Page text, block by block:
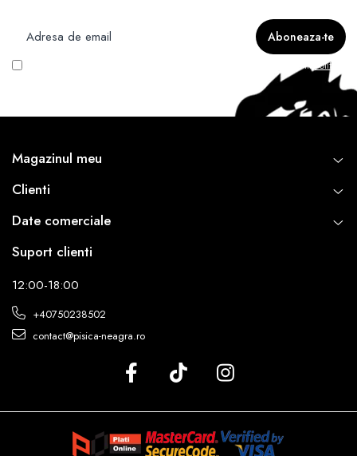
Vreau să primesc newsletter cu promoțiile magazinului. Află mai multe în Politica
Magazinul meu
Clienti
Date comerciale
Suport clienti
12:00-18:00
+40750238502
contact@pisica-neagra.ro